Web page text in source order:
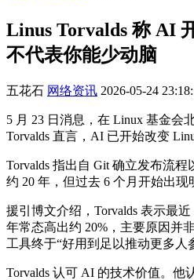
Linus Torvalds 称 AI
不代表你能少动脑
五花石 网络资讯 2026-05-24
5 月 23 日消息，在 Linux 基金会
Torvalds 直言，AI 已开始改变
Torvalds 指出自 Git 确立发布流
约 20 年，但过去 6 个月开始出现
援引博文介绍，Torvalds 表示最
年常态高出约 20%，主要原因并
工具终于“好用到足以推动更多人
Torvalds 认可 AI 的技术价值。他